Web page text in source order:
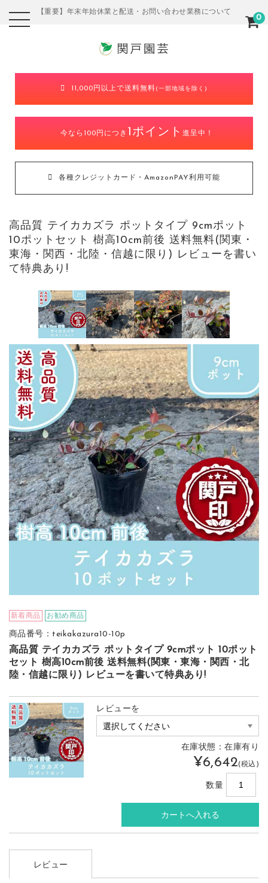
【重要】年末年始休業と配送・お問い合わせ業務について
11,000円以上で送料無料(一部地域を除く)
今なら100円につき 1ポイント 進呈中！
各種クレジットカード・AmazonPAY利用可能
0
高品質 テイカカズラ ポットタイプ 9cmポット
10ポットセット 樹高10cm前後 送料無料(関東・
東海・関西・北陸・信越に限り) レビューを書い
て特典あり!
新着商品 お勧め商品
商品番号：teikakazura10-10p
高品質 テイカカズラ ポットタイプ 9cmポット 10ポット
セット 樹高10cm前後 送料無料(関東・東海・関西・北
陸・信越に限り) レビューを書いて特典あり!
レビューを
在庫状態：在庫有り
¥6,642(税込)
数量
レビュー